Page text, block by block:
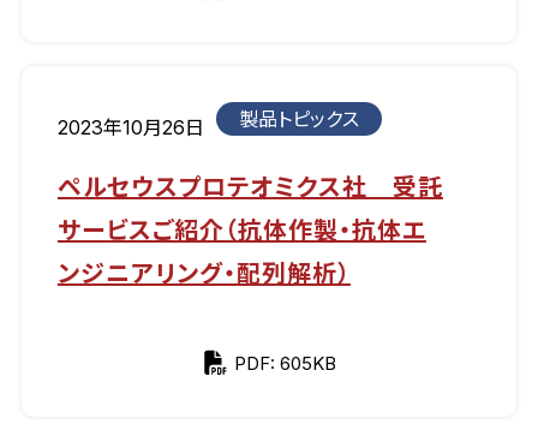
2023年10月26日 製品トピックス
ペルセウスプロテオミクス社 受託
サービスご紹介（抗体作製・抗体エ
ンジニアリング・配列解析）
PDF: 605KB